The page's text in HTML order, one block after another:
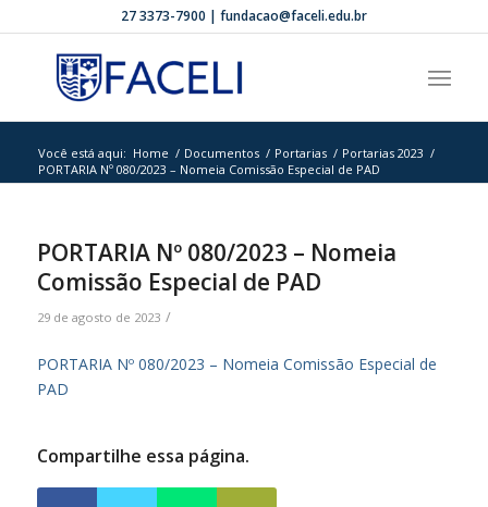
27 3373-7900 | fundacao@faceli.edu.br
Você está aqui: Home / Documentos / Portarias / Portarias 2023 /
PORTARIA Nº 080/2023 – Nomeia Comissão Especial de PAD
PORTARIA Nº 080/2023 – Nomeia
Comissão Especial de PAD
29 de agosto de 2023 /
PORTARIA Nº 080/2023 – Nomeia Comissão Especial de
PAD
Compartilhe essa página.